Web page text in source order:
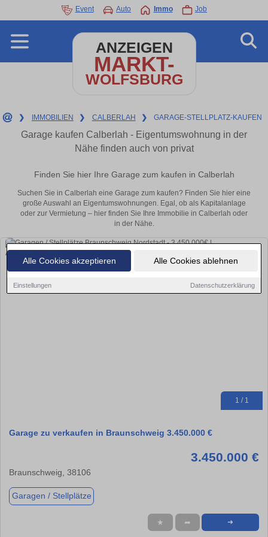
Alle Cookies akzeptieren Alle Cookies ablehnen
Einstellungen Datenschutzerklärung
Event Auto Immo Job
ANZEIGEN
MARKT-
WOLFSBURG
❯ IMMOBILIEN ❯ CALBERLAH ❯ GARAGE-STELLPLATZ-KAUFEN
Garage kaufen Calberlah - Eigentumswohnung in der
Nähe finden auch von privat
Finden Sie hier Ihre Garage zum kaufen in Calberlah
Suchen Sie in Calberlah eine Garage zum kaufen? Finden Sie hier eine
große Auswahl an Eigentumswohnungen. Egal, ob als Kapitalanlage
oder zur Vermietung – hier finden Sie Ihre Immobilie in Calberlah oder
in der Nähe.
1 / 1
Garage zu verkaufen in Braunschweig 3.450.000 €
3.450.000 €
Braunschweig, 38106
Garagen / Stellplätze
★ ➦ ➜